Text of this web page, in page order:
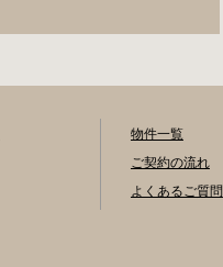
物件一覧
ご契約の流れ
よくあるご質問